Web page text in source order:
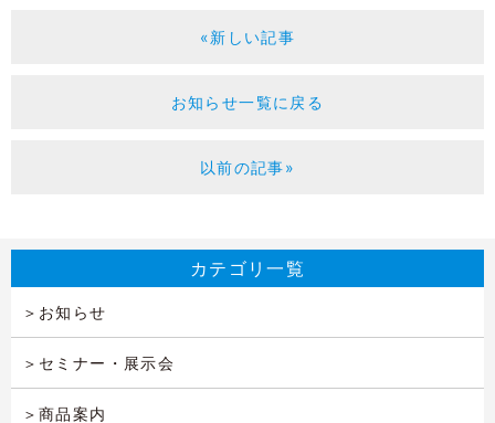
«新しい記事
お知らせ一覧に戻る
以前の記事»
カテゴリ一覧
お知らせ
セミナー・展示会
商品案内